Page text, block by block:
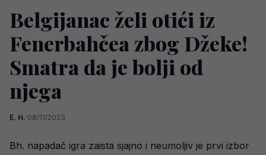
Belgijanac želi otići iz
Fenerbahčea zbog Džeke!
Smatra da je bolji od
njega
E. H.·08/11/2023
Bh. napadač igra zaista sjajno i neumoljiv je prvi izbor